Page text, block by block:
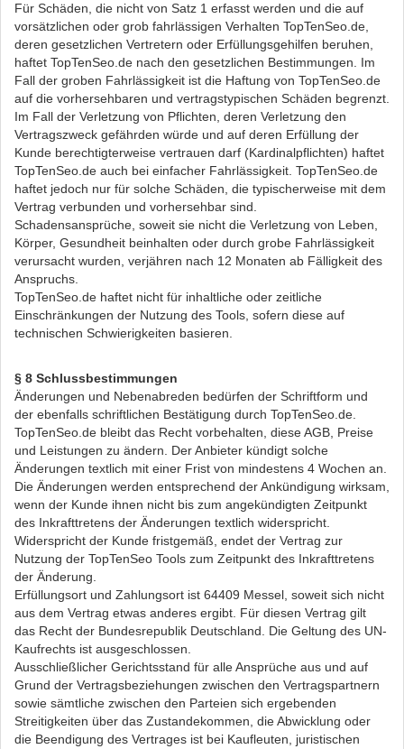
Für Schäden, die nicht von Satz 1 erfasst werden und die auf
vorsätzlichen oder grob fahrlässigen Verhalten TopTenSeo.de,
deren gesetzlichen Vertretern oder Erfüllungsgehilfen beruhen,
haftet TopTenSeo.de nach den gesetzlichen Bestimmungen. Im
Fall der groben Fahrlässigkeit ist die Haftung von TopTenSeo.de
auf die vorhersehbaren und vertragstypischen Schäden begrenzt.
Im Fall der Verletzung von Pflichten, deren Verletzung den
Vertragszweck gefährden würde und auf deren Erfüllung der
Kunde berechtigterweise vertrauen darf (Kardinalpflichten) haftet
TopTenSeo.de auch bei einfacher Fahrlässigkeit. TopTenSeo.de
haftet jedoch nur für solche Schäden, die typischerweise mit dem
Vertrag verbunden und vorhersehbar sind.
Schadensansprüche, soweit sie nicht die Verletzung von Leben,
Körper, Gesundheit beinhalten oder durch grobe Fahrlässigkeit
verursacht wurden, verjähren nach 12 Monaten ab Fälligkeit des
Anspruchs.
TopTenSeo.de haftet nicht für inhaltliche oder zeitliche
Einschränkungen der Nutzung des Tools, sofern diese auf
technischen Schwierigkeiten basieren.
§ 8 Schlussbestimmungen
Änderungen und Nebenabreden bedürfen der Schriftform und
der ebenfalls schriftlichen Bestätigung durch TopTenSeo.de.
TopTenSeo.de bleibt das Recht vorbehalten, diese AGB, Preise
und Leistungen zu ändern. Der Anbieter kündigt solche
Änderungen textlich mit einer Frist von mindestens 4 Wochen an.
Die Änderungen werden entsprechend der Ankündigung wirksam,
wenn der Kunde ihnen nicht bis zum angekündigten Zeitpunkt
des Inkrafttretens der Änderungen textlich widerspricht.
Widerspricht der Kunde fristgemäß, endet der Vertrag zur
Nutzung der TopTenSeo Tools zum Zeitpunkt des Inkrafttretens
der Änderung.
Erfüllungsort und Zahlungsort ist 64409 Messel, soweit sich nicht
aus dem Vertrag etwas anderes ergibt. Für diesen Vertrag gilt
das Recht der Bundesrepublik Deutschland. Die Geltung des UN-
Kaufrechts ist ausgeschlossen.
Ausschließlicher Gerichtsstand für alle Ansprüche aus und auf
Grund der Vertragsbeziehungen zwischen den Vertragspartnern
sowie sämtliche zwischen den Parteien sich ergebenden
Streitigkeiten über das Zustandekommen, die Abwicklung oder
die Beendigung des Vertrages ist bei Kaufleuten, juristischen